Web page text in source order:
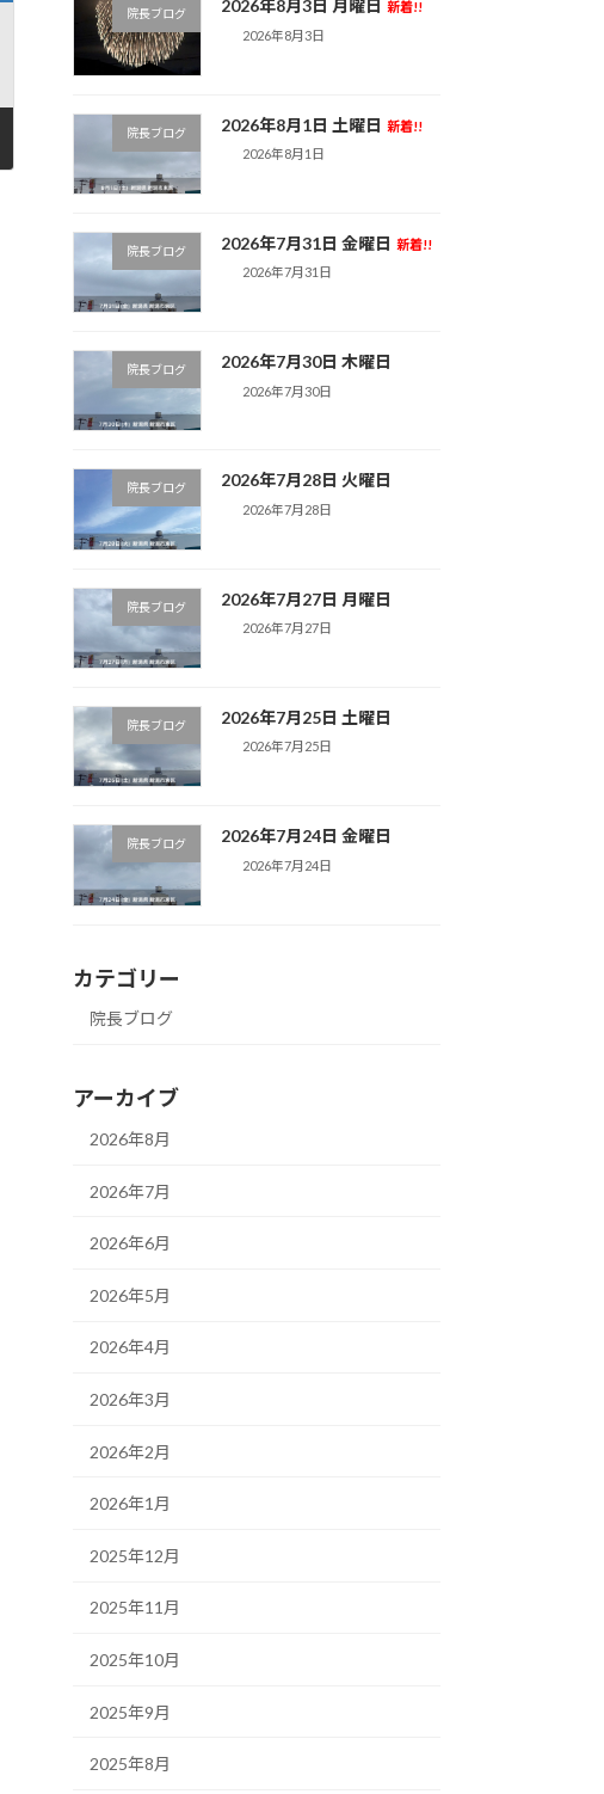
院長ブログ 2026年8月3日 月曜日 新着!!
2026年8月3日
院長ブログ 2026年8月1日 土曜日 新着!!
2026年8月1日
院長ブログ 2026年7月31日 金曜日 新着!!
2026年7月31日
院長ブログ 2026年7月30日 木曜日
2026年7月30日
院長ブログ 2026年7月28日 火曜日
2026年7月28日
院長ブログ 2026年7月27日 月曜日
2026年7月27日
院長ブログ 2026年7月25日 土曜日
2026年7月25日
院長ブログ 2026年7月24日 金曜日
2026年7月24日
カテゴリー
院長ブログ
アーカイブ
2026年8月
2026年7月
2026年6月
2026年5月
2026年4月
2026年3月
2026年2月
2026年1月
2025年12月
2025年11月
2025年10月
2025年9月
2025年8月